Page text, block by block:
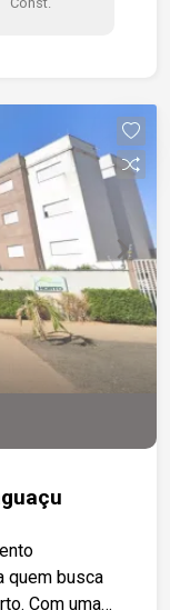
parede
e
com
granito e
e
gourmet
para as
para quem
vida em
cidade.
quem busca
Com uma